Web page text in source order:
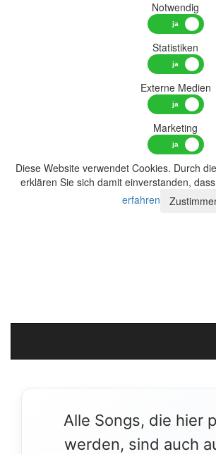
Notwendig
Statistiken
Externe Medien
Marketing
Diese Website verwendet Cookies. Durch
erklären Sie sich damit einverstanden,
erfahren
Alle Songs, die hier
werden, sind auch